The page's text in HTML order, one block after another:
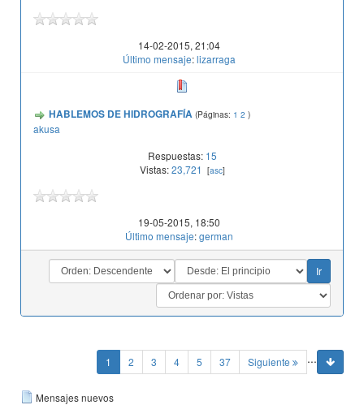
14-02-2015, 21:04
Último mensaje:lizarraga
HABLEMOS DE HIDROGRAFÍA (Páginas: 1 2 )
akusa
Respuestas: 15
Vistas:23,721 [asc]
19-05-2015, 18:50
Último mensaje:german
1 (current)
2 3 4 5 ...
37 Siguiente
Mensajes nuevos